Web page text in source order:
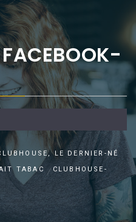
LE DERNIER-NÉ
TABAC
CLUBHOUSE-